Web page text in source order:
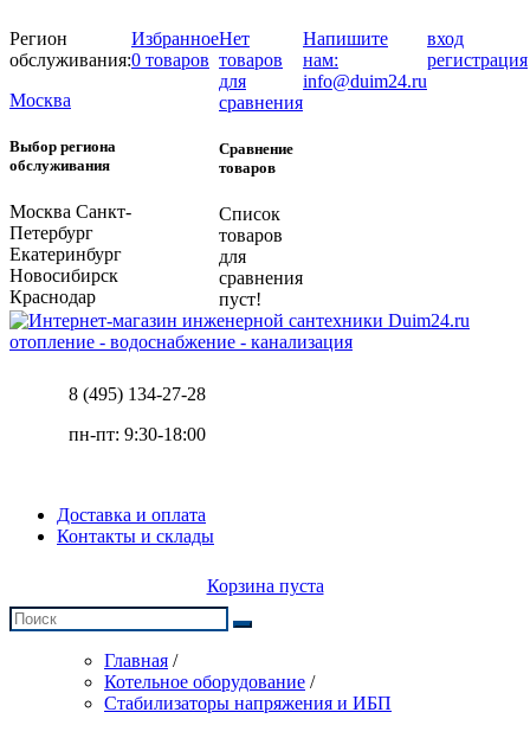
Регион
обслуживания:
Москва
Выбор региона
обслуживания
Москва Санкт-
Петербург
Екатеринбург
Новосибирск
Краснодар
Избранное
0 товаров
Нет
товаров
для
сравнения
Сравнение
товаров
Список
товаров
для
сравнения
пуст!
Напишите
нам:
info@duim24.ru
вход
регистрация
отопление - водоснабжение - канализация
8 (495) 134-27-28
пн-пт: 9:30-18:00
Доставка и оплата
Контакты и склады
Корзина пуста
Главная /
Котельное оборудование /
Стабилизаторы напряжения и ИБП